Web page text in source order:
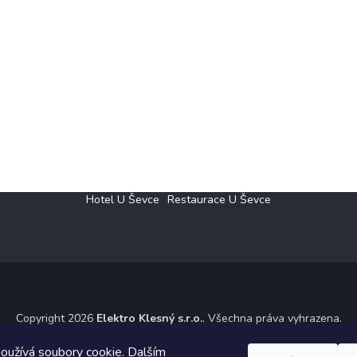
soubory cookie. Dalším
Hotel U Ševce Restaurace U Ševce
Copyright 2026 Elektro Klesný s.r.o.. Všechna práva vyhrazena.
Tomáš Hlad&